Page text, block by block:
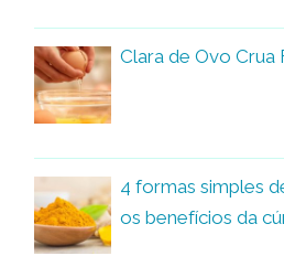
Clara de Ovo Crua
4 formas simples
os benefícios da